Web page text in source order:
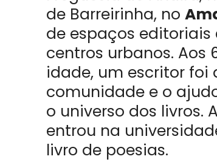
de Barreirinha, no
de espaços editoriais
centros urbanos. Aos
idade, um escritor foi
comunidade e o
o universo dos livros.
entrou na
livro de poesias.